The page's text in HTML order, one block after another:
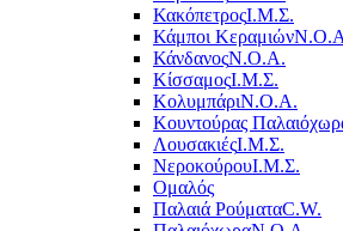
ΚακόπετροςΙ.Μ.Σ.
Κάμποι Κεραμιών
ΚάνδανοςΝ.Ο.Α.
ΚίσσαμοςΙ.Μ.Σ.
ΚολυμπάριΝ.Ο.Α.
Κουντούρας
ΛουσακιέςΙ.Μ.Σ.
ΝεροκούρουΙ.Μ.Σ.
Ομαλός
Παλαιά ΡούματαC.W.